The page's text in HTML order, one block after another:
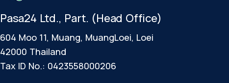
Pasa24 Ltd., Part. (Head Office)
604 Moo 11, Muang, MuangLoei, Loei
42000 Thailand
Tax ID No.: 0423558000206